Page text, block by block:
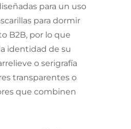
para un uso
para dormir
B2B, por lo que
identidad de su
o serigrafía
transparentes o
que combinen